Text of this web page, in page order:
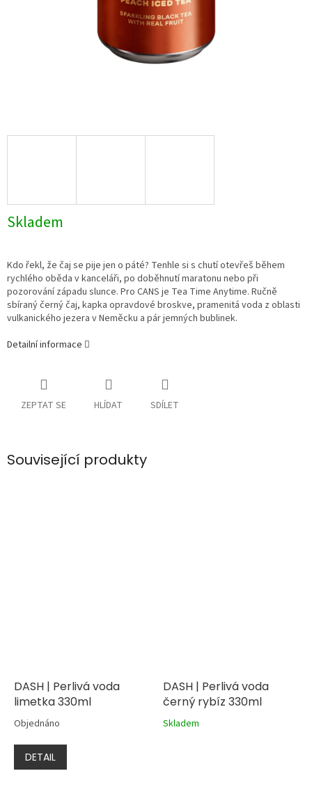
Skladem
Kdo řekl, že čaj se pije jen o páté? Tenhle si s chutí otevřeš během
rychlého oběda v kanceláři, po doběhnutí maratonu nebo při
pozorování západu slunce. Pro CANS je Tea Time Anytime. Ručně
sbíraný černý čaj, kapka opravdové broskve, pramenitá voda z oblasti
vulkanického jezera v Neměcku a pár jemných bublinek.
Detailní informace
ZEPTAT SE HLÍDAT SDÍLET
Související produkty
DASH | Perlivá voda
limetka 330ml
Objednáno
DETAIL
DASH | Perlivá voda
černý rybíz 330ml
Skladem